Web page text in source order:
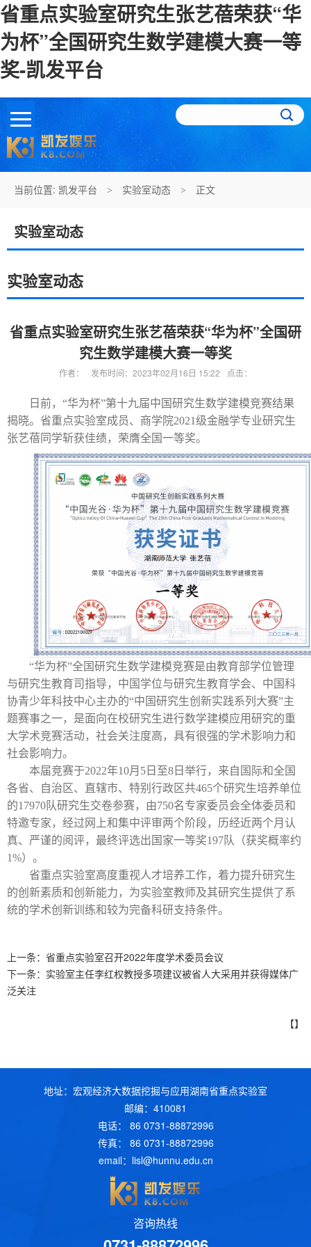
省重点实验室研究生张艺蓓荣获“华
为杯”全国研究生数学建模大赛一等
奖-凯发平台
当前位置: 凯发平台 > 实验室动态 > 正文
实验室动态
实验室动态
省重点实验室研究生张艺蓓荣获“华为杯”全国研
究生数学建模大赛一等奖
作者： 发布时间：2023年02月16日 15:22 点击：
日前，“华为杯”第十九届中国研究生数学建模竞赛结果
揭晓。省重点实验室成员、商学院2021级金融学专业研究生
张艺蓓同学斩获佳绩，荣膺全国一等奖。
“华为杯”全国研究生数学建模竞赛是由教育部学位管理
与研究生教育司指导，中国学位与研究生教育学会、中国科
协青少年科技中心主办的“中国研究生创新实践系列大赛”主
题赛事之一，是面向在校研究生进行数学建模应用研究的重
大学术竞赛活动，社会关注度高，具有很强的学术影响力和
社会影响力。
本届竞赛于2022年10月 5 日至8 日举行，来自国际和全国
各省、自治区、直辖市、特别行政区共465个研究生培养单位
的17970队研究生交卷参赛，由750名专家委员会全体委员和
特邀专家，经过网上和集中评审两个阶段，历经近两个月认
真、严谨的阅评，最终评选出国家一等奖197队（获奖概率约
1%）。
省重点实验室高度重视人才培养工作，着力提升研究生
的创新素质和创新能力，为实验室教师及其研究生提供了系
统的学术创新训练和较为完备科研支持条件。
上一条： 省重点实验室召开2022年度学术委员会议
下一条： 实验室主任李红权教授多项建议被省人大采用并获得媒体广
泛关注
【】
地址：宏观经济大数据挖掘与应用湖南省重点实验室
邮编：410081
电话： 86 0731-88872996
传真： 86 0731-88872996
email： lisl@hunnu.edu.cn
咨询热线